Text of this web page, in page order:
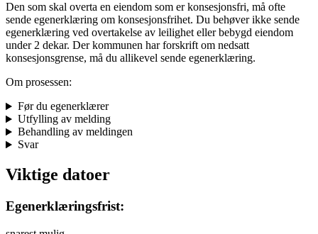
Den som skal overta en eiendom som er konsesjonsfri, må ofte
sende egenerklæring om konsesjonsfrihet. Du behøver ikke sende
egenerklæring ved overtakelse av leilighet eller bebygd eiendom
under 2 dekar. Der kommunen har forskrift om nedsatt
konsesjonsgrense, må du allikevel sende egenerklæring.
Om prosessen:
Før du egenerklærer
Utfylling av melding
Behandling av meldingen
Svar
Viktige datoer
Egenerklæringsfrist: